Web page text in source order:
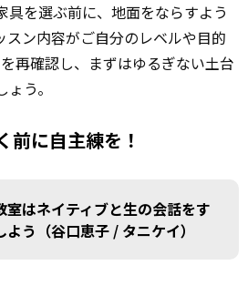
具を選ぶ前に、地面をならすよう
スン内容がご自分のレベルや目的
を再確認し、まずはゆるぎない土台
う。
前に自主練を！
室はネイティブと生の会話をす
よう（谷口恵子 / タニケイ）